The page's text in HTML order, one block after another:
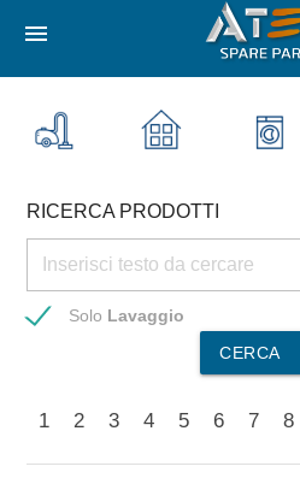
menu
RICERCA PRODOTTI
Solo Lavaggio
CERCA
1 2 3 4 5 6 7 8